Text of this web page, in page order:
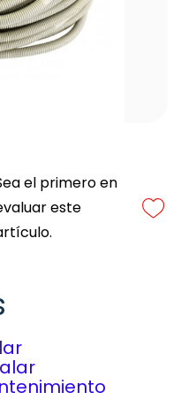
el primero en
este